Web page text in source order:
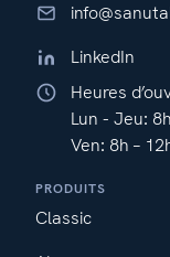
LinkedIn
Heures
Lun - Jeu:
Ven: 8h –
PRODUITS
Classic